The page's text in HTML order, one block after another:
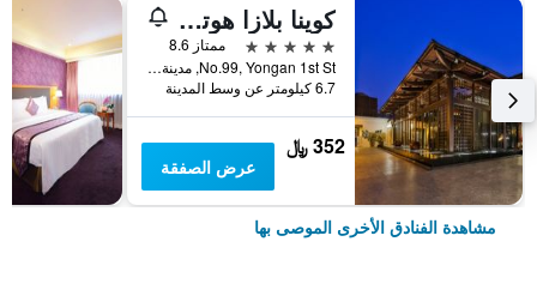
كوينا بلازا هوتل تاينان
5 نجوم
ممتاز 8.6
No.99, Yongan 1st St, مدينة تاينان, تايوان
6.7 كيلومتر عن وسط المدينة
352 ﷼
عرض الصفقة
مشاهدة الفنادق الأخرى الموصى بها